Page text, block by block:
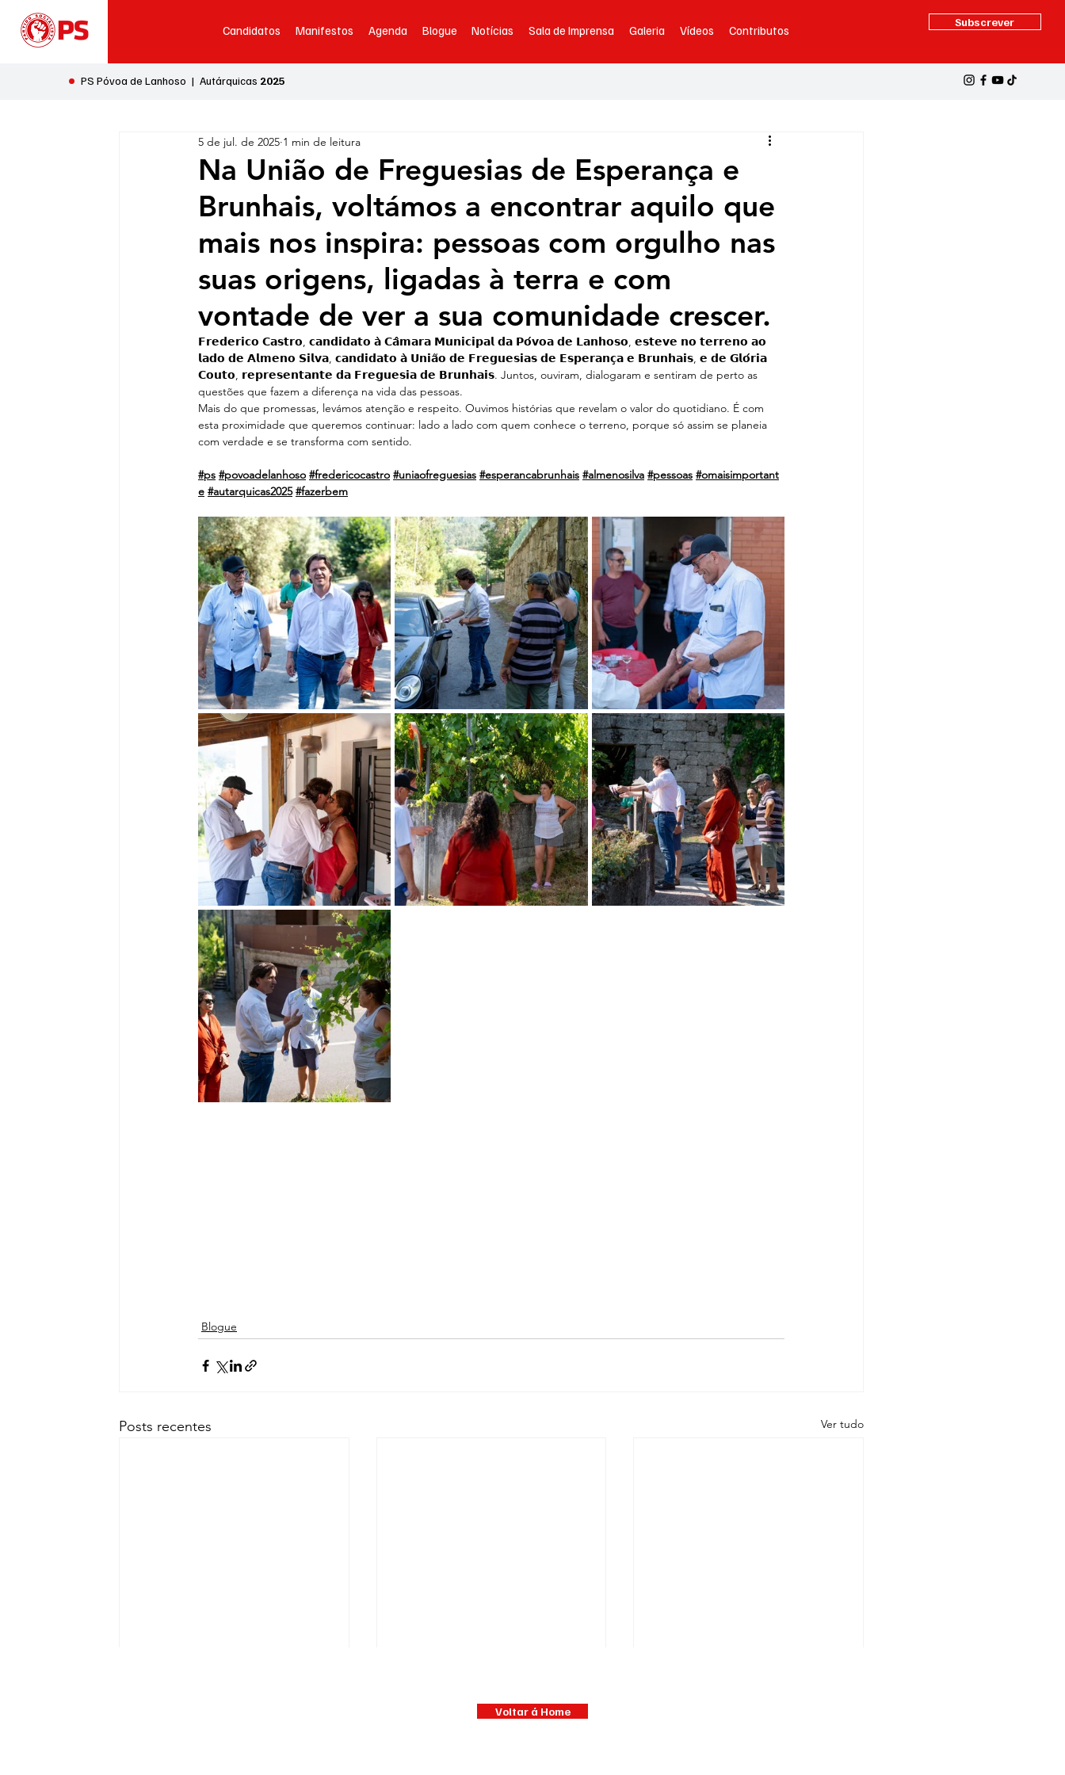
Candidatos Manifestos Agenda Blogue Notícias Sala de Imprensa Galeria Vídeos Contributos
Subscrever
• PS Póvoa de Lanhoso | Autárquicas 2025
Na União de Freguesias de Esperança e
Brunhais, voltámos a encontrar aquilo que
mais nos inspira: pessoas com orgulho nas
suas origens, ligadas à terra e com
vontade de ver a sua comunidade crescer.
5 de jul. de 2025 1 min de leitura
𝗙𝗿𝗲𝗱𝗲𝗿𝗶𝗰𝗼 𝗖𝗮𝘀𝘁𝗿𝗼, 𝗰𝗮𝗻𝗱𝗶𝗱𝗮𝘁𝗼 𝗮̀ 𝗖𝗮̂𝗺𝗮𝗿𝗮 𝗠𝘂𝗻𝗶𝗰𝗶𝗽𝗮𝗹 𝗱𝗮 𝗣𝗼́𝘃𝗼𝗮 𝗱𝗲 𝗟𝗮𝗻𝗵𝗼𝘀𝗼, 𝗲𝘀𝘁𝗲𝘃𝗲 𝗻𝗼 𝘁𝗲𝗿𝗿𝗲𝗻𝗼 𝗮𝗼
𝗹𝗮𝗱𝗼 𝗱𝗲 𝗔𝗹𝗺𝗲𝗻𝗼 𝗦𝗶𝗹𝘃𝗮, 𝗰𝗮𝗻𝗱𝗶𝗱𝗮𝘁𝗼 𝗮̀ 𝗨𝗻𝗶𝗮̃𝗼 𝗱𝗲 𝗙𝗿𝗲𝗴𝘂𝗲𝘀𝗶𝗮𝘀 𝗱𝗲 𝗘𝘀𝗽𝗲𝗿𝗮𝗻𝗰̧𝗮 𝗲 𝗕𝗿𝘂𝗻𝗵𝗮𝗶𝘀, 𝗲 𝗱𝗲 𝗚𝗹𝗼́𝗿𝗶𝗮
𝗖𝗼𝘂𝘁𝗼, 𝗿𝗲𝗽𝗿𝗲𝘀𝗲𝗻𝘁𝗮𝗻𝘁𝗲 𝗱𝗮 𝗙𝗿𝗲𝗴𝘂𝗲𝘀𝗶𝗮 𝗱𝗲 𝗕𝗿𝘂𝗻𝗵𝗮𝗶𝘀. Juntos, ouviram, dialogaram e sentiram de perto as
questões que fazem a diferença na vida das pessoas.
Mais do que promessas, levámos atenção e respeito. Ouvimos histórias que revelam o valor do quotidiano. É com
esta proximidade que queremos continuar: lado a lado com quem conhece o terreno, porque só assim se planeia
com verdade e se transforma com sentido.
#ps #povoadelanhoso #fredericocastro #uniaofreguesias #esperancabrunhais #almenosilva #pessoas #omaisimportant
e #autarquicas2025 #fazerbem
Blogue
Posts recentes Ver tudo
Voltar á Home